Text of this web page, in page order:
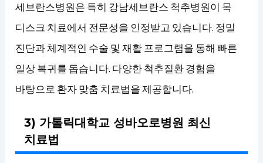
세브란스병원은 특히 강남세브란스 척추병원이 목
디스크 치료에서 전문성을 인정받고 있습니다. 정밀
진단과 체계적인 수술 및 재활 프로그램을 통해 빠른
일상 복귀를 돕습니다. 다양한 척추질환 경험을
바탕으로 환자 맞춤 치료법을 제공합니다.
3) 가톨릭대학교 성바오로병원 최신
치료법